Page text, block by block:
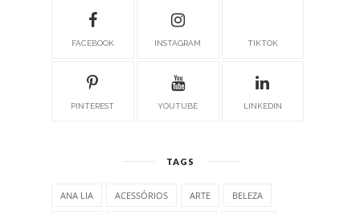
FACEBOOK INSTAGRAM TIKTOK
PINTEREST YOUTUBE LINKEDIN
TAGS
ANA LIA ACESSÓRIOS ARTE BELEZA